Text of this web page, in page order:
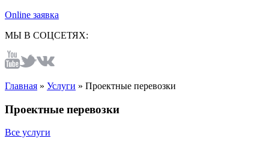
Online заявка
МЫ В СОЦСЕТЯХ:
Главная » Услуги » Проектные перевозки
Проектные перевозки
Все услуги